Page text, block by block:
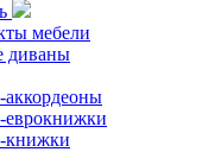
мебели
диваны
книжки